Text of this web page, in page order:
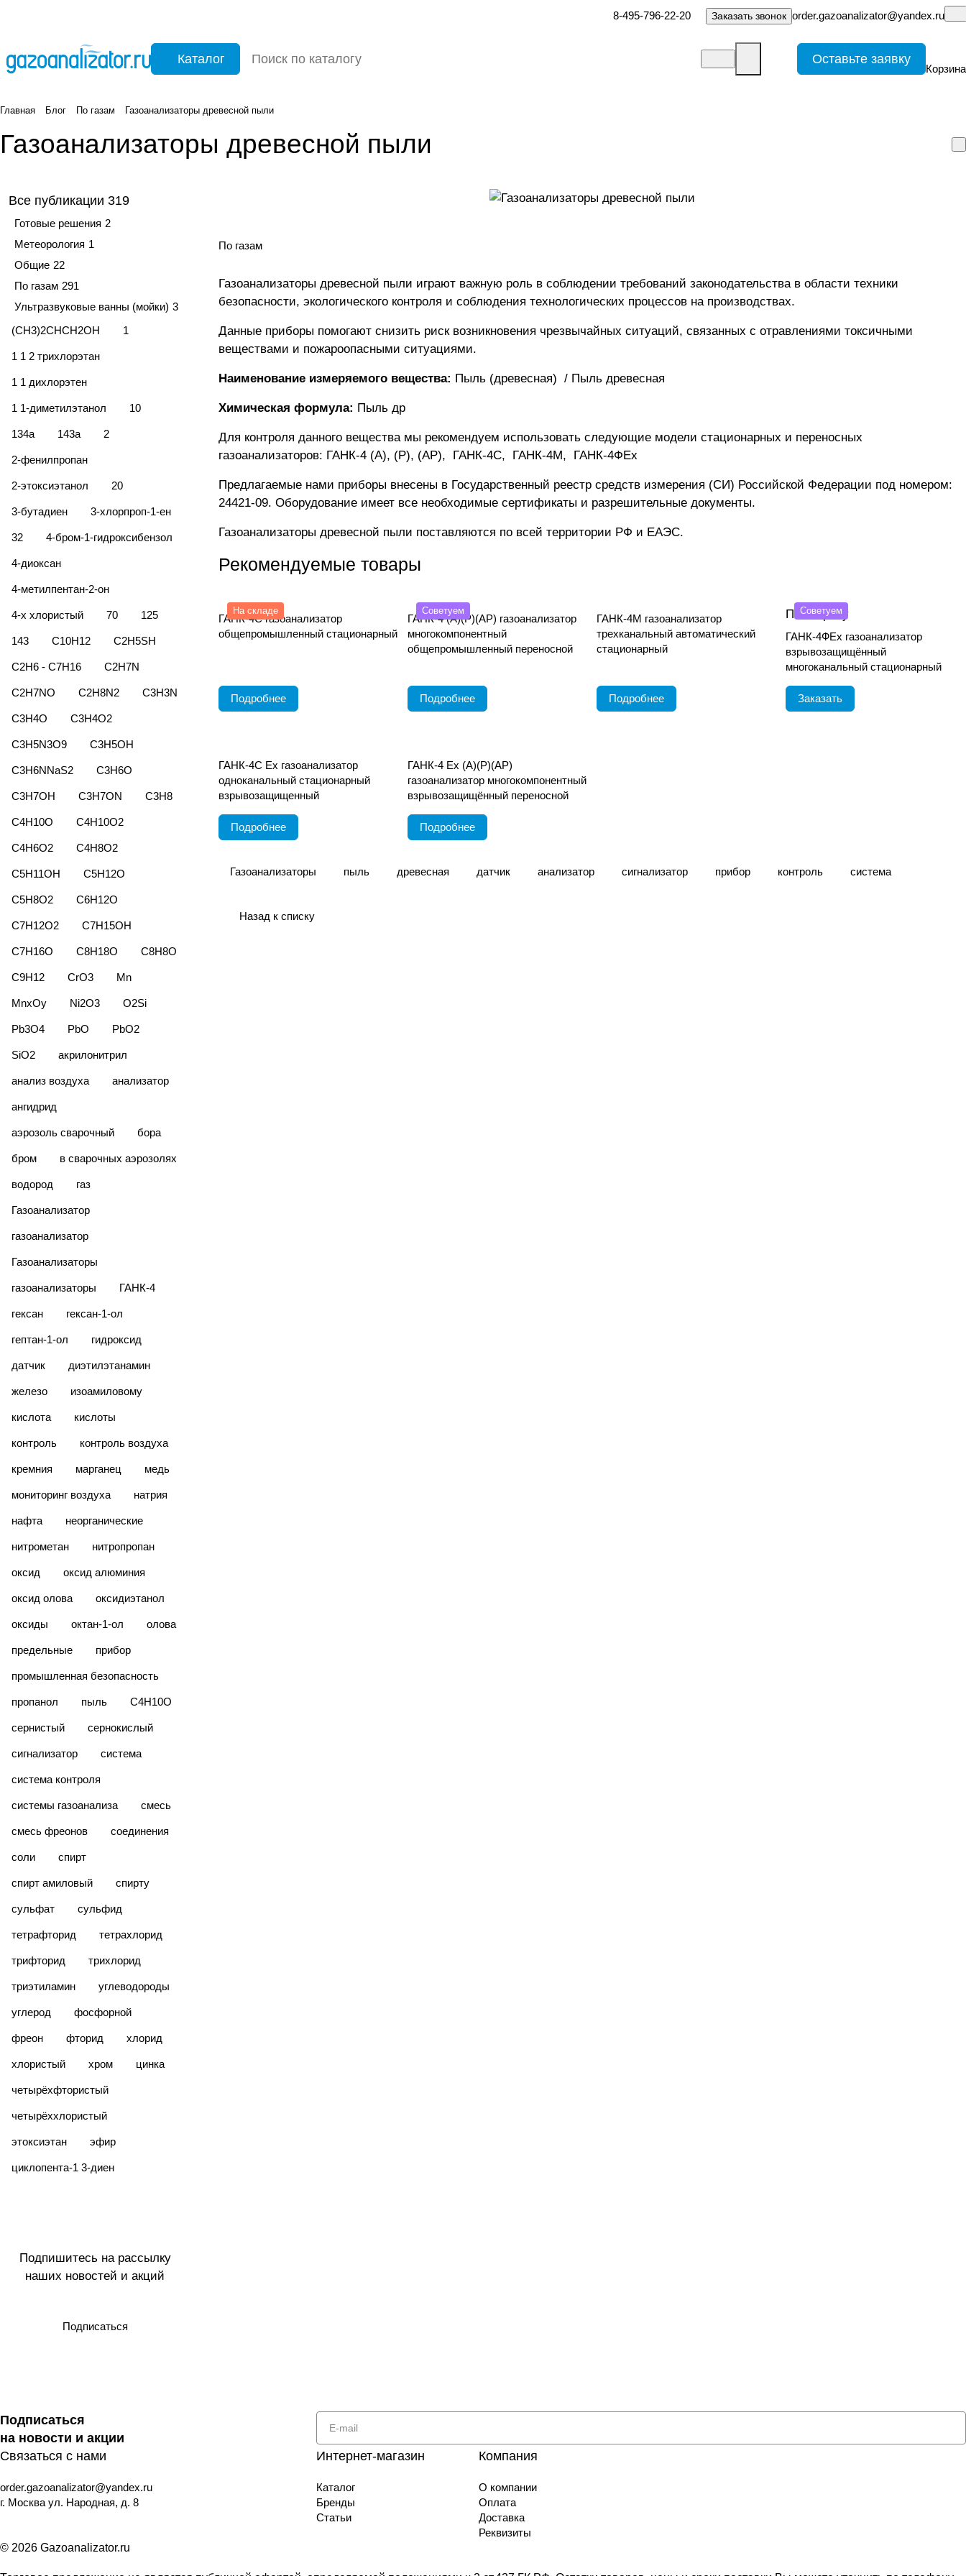
8-495-796-22-20 Заказать звонок order.gazoanalizator@yandex.ru
Каталог Оставьте заявку
Корзина
Главная Блог По газам Газоанализаторы древесной пыли
Газоанализаторы древесной пыли
По газам
Газоанализаторы древесной пыли играют важную роль в соблюдении требований законодательства в области техники
безопасности, экологического контроля и соблюдения технологических процессов на производствах.
Данные приборы помогают снизить риск возникновения чрезвычайных ситуаций, связанных с отравлениями токсичными
веществами и пожароопасными ситуациями.
Наименование измеряемого вещества: Пыль (древесная) / Пыль древесная
Химическая формула: Пыль др
Для контроля данного вещества мы рекомендуем использовать следующие модели стационарных и переносных
газоанализаторов: ГАНК-4 (А), (Р), (АР), ГАНК-4C, ГАНК-4М, ГАНК-4ФEx
Предлагаемые нами приборы внесены в Государственный реестр средств измерения (СИ) Российской Федерации под номером:
24421-09. Оборудование имеет все необходимые сертификаты и разрешительные документы.
Газоанализаторы древесной пыли поставляются по всей территории РФ и ЕАЭС.
Рекомендуемые товары
На складе
ГАНК-4С газоанализатор
общепромышленный стационарный
Подробнее
Советуем
ГАНК-4 (А)(Р)(АР) газоанализатор
многокомпонентный
общепромышленный переносной
Подробнее
ГАНК-4М газоанализатор
трехканальный автоматический
стационарный
Подробнее
Советуем
По запросу
ГАНК-4ФEx газоанализатор
взрывозащищённый
многоканальный стационарный
Заказать
ГАНК-4С Ех газоанализатор
одноканальный стационарный
взрывозащищенный
Подробнее
ГАНК-4 Ех (А)(Р)(АР)
газоанализатор многокомпонентный
взрывозащищённый переносной
Подробнее
Газоанализаторы пыль древесная датчик анализатор сигнализатор прибор контроль система
Назад к списку
Все публикации 319
Готовые решения 2
Метеорология 1
Общие 22
По газам 291
Ультразвуковые ванны (мойки) 3
(CH3)2CHCH2OH
1
1 1 2 трихлорэтан
1 1 дихлорэтен
1 1-диметилэтанол 10
134а 143а 2
2-фенилпропан
2-этоксиэтанол 20
3-бутадиен 3-хлорпроп-1-ен
32 4-бром-1-гидроксибензол
4-диоксан
4-метилпентан-2-он
4-х хлористый 70 125
143 C10H12 C2H5SH
C2H6 - C7H16 C2H7N
C2H7NO C2H8N2 C3H3N
C3H4O C3H4O2
C3H5N3O9 C3H5OH
C3H6NNaS2 C3H6O
C3H7OH C3H7ON C3H8
C4H10O C4H10O2
C4H6O2 C4H8O2
C5H11OH C5H12O
C5H8O2 C6H12O
C7H12O2 C7H15OH
C7H16O C8H18O C8H8O
C9H12 CrO3 Mn
MnxОy Ni2O3 O2Si
Pb3O4 PbO PbO2
SiO2 акрилонитрил
анализ воздуха анализатор
ангидрид
аэрозоль сварочный бора
бром в сварочных аэрозолях
водород газ
Газоанализатор
газоанализатор
Газоанализаторы
газоанализаторы ГАНК-4
гексан гексан-1-ол
гептан-1-ол гидроксид
датчик диэтилэтанамин
железо изоамиловому
кислота кислоты
контроль контроль воздуха
кремния марганец медь
мониторинг воздуха натрия
нафта неорганические
нитрометан нитропропан
оксид оксид алюминия
оксид олова оксидиэтанол
оксиды октан-1-ол олова
предельные прибор
промышленная безопасность
пропанол пыль С4Н10О
сернистый сернокислый
сигнализатор система
система контроля
системы газоанализа смесь
смесь фреонов соединения
соли спирт
спирт амиловый спирту
сульфат сульфид
тетрафторид тетрахлорид
трифторид трихлорид
триэтиламин углеводороды
углерод фосфорной
фреон фторид хлорид
хлористый хром цинка
четырёхфтористый
четырёххлористый
этоксиэтан эфир
​циклопента-1 3-диен
Подпишитесь на рассылку
наших новостей и акций
Подписаться
Подписаться
на новости и акции
Связаться с нами
order.gazoanalizator@yandex.ru
г. Москва ул. Народная, д. 8
Интернет-магазин
Каталог
Бренды
Статьи
Компания
О компании
Оплата
Доставка
Реквизиты
© 2026 Gazoanalizator.ru